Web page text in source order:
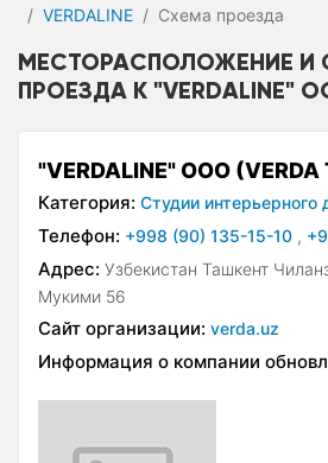
VERDALINE
Схема проезда
МЕСТОРАСПОЛОЖЕНИЕ И
ПРОЕЗДА К "VERDALINE"
"VERDALINE" ООО
Категория: Студии интерьерного
Телефон: +998 (90) 135-15-10 ,
Адрес: Узбекистан Ташкент
Мукими 56
Сайт организации: verda.uz
Информация о компании